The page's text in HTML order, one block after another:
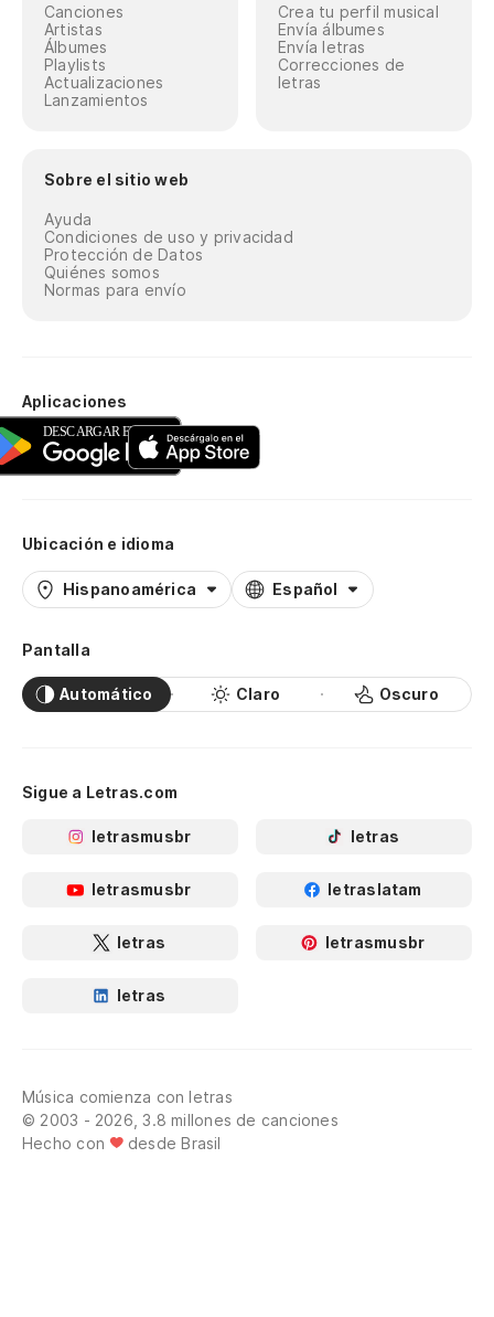
Canciones
Artistas
Álbumes
Playlists
Actualizaciones
Lanzamientos
Crea tu perfil musical
Envía álbumes
Envía letras
Correcciones de
letras
Sobre el sitio web
Ayuda
Condiciones de uso y privacidad
Protección de Datos
Quiénes somos
Normas para envío
Aplicaciones
Ubicación e idioma
Hispanoamérica Español
Pantalla
Automático Claro Oscuro
Sigue a Letras.com
letrasmusbr letras
letrasmusbr letraslatam
letras letrasmusbr
letras
Música comienza con letras
© 2003 - 2026, 3.8 millones de canciones
Hecho con
desde Brasil